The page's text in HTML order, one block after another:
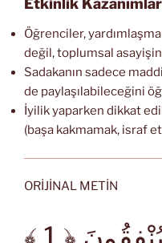
Etkinlik
Öğrenciler,
değil, toplumsal
Sadakanın sadece
de paylaşılabileceğini
İyilik yaparken dikkat
(başa kakmamak, israf
ORİJİNAL METİN